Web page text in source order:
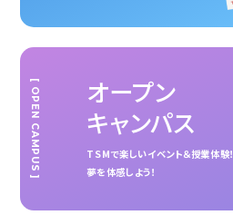
オープン
キャンパス
TSMで楽しいイベント＆授業体験！
夢を体感しよう！
[ OPEN CAMPUS ]